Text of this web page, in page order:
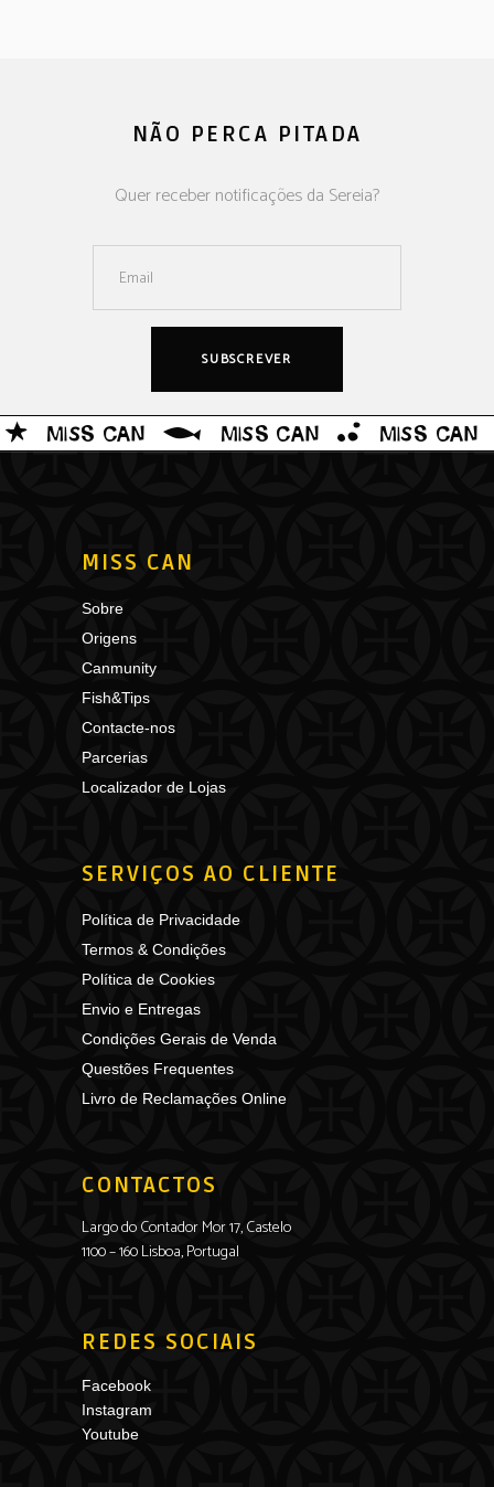
NÃO PERCA PITADA
Quer receber notificações da Sereia?
MISS CAN
Sobre
Origens
Canmunity
Fish&Tips
Contacte-nos
Parcerias
Localizador de Lojas
SERVIÇOS AO CLIENTE
Política de Privacidade
Termos & Condições
Política de Cookies
Envio e Entregas
Condições Gerais de Venda
Questões Frequentes
Livro de Reclamações Online
CONTACTOS
Largo do Contador Mor 17, Castelo
1100 – 160 Lisboa, Portugal
REDES SOCIAIS
Facebook
Instagram
Youtube